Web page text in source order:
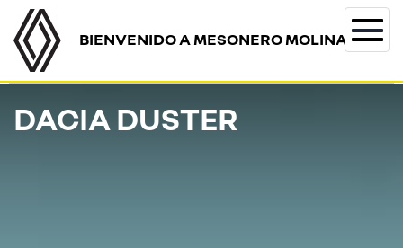
BIENVENIDO A MESONERO MOLINA
DACIA DUSTER